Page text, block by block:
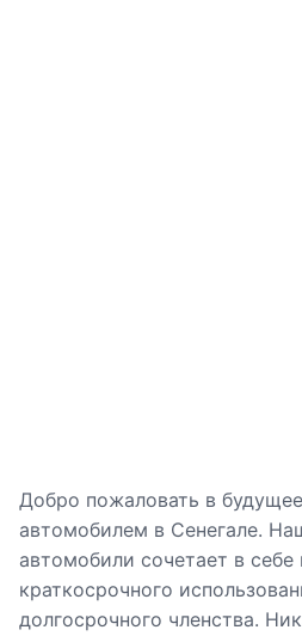
Добро пожаловать в
автомобилем в Сенегале.
автомобили сочетает в себе
краткосрочного
долгосрочного членства.